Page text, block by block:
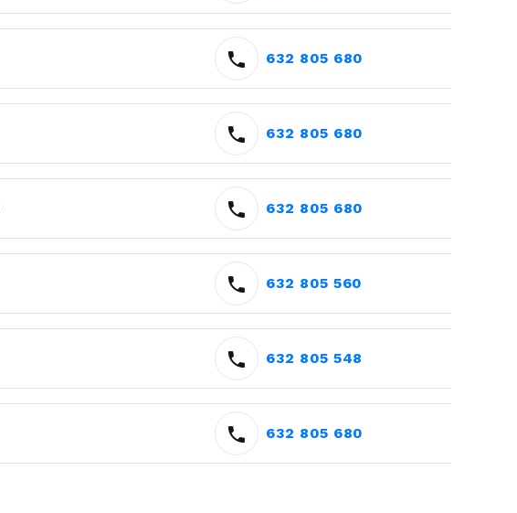
632 805 680
632 805 680
632 805 680
632 805 560
632 805 548
632 805 680